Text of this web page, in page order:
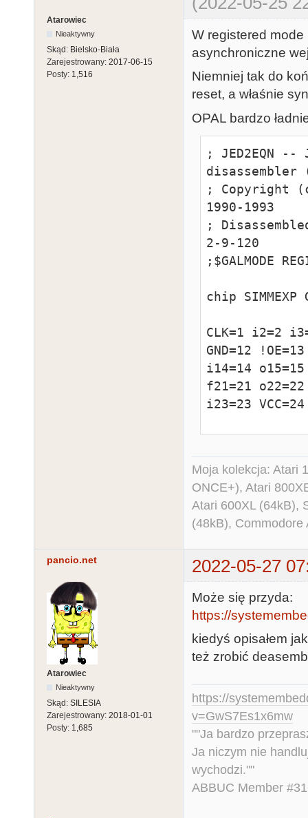
Atarowiec
Nieaktywny
Skąd: Bielsko-Biała
Zarejestrowany: 2017-06-15
Posty: 1,516
W registered
asynchroniczne
Niemniej tak do
reset, a właśnie
OPAL bardzo
; JED2EQN
disassembler
; Copyright
1990-1993
;
2-9-120
;$GALMODE
chip SIMMEXP
CLK=1 i2=2
GND=12
i14=14
f21=21
i23=23
@ptd unused
equations
o22 = i23
    # i10
o22.oe = vcc
!f21 = gnd
f21.oe = gnd
rf20 := i14
rf20.oe = OE
o19 = i3 &
    # !i23 & i3 & !rf20 & i6 & i9 & i10
    # i4
o19.oe = vcc
!o18 = !i4
    # !i4 & !i5 & rf20 & !i7 & i9 & i10
Moja kolekcja: Atari
ONCE+), Atari
Atari 600XL (64kB),
(48kB),
pancio.net 2022-05-27
Atarowiec
Nieaktywny
Skąd: SILESIA
Zarejestrowany: 2018-01-01
Posty: 1,685
Może się przyda:
https://
kiedyś opisałem
też zrobić
https://
v=GwS7Es1x6mw
""Ja bardzo
Ja niczym nie
wychodzi.""
ABBUC Member